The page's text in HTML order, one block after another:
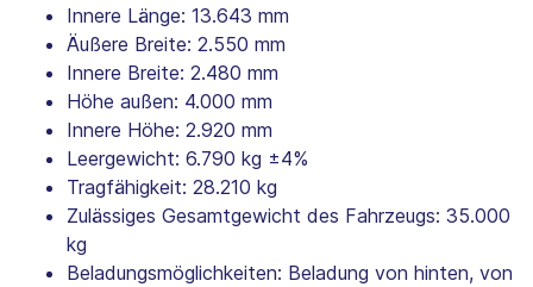
Innere Länge: 13.643 mm
Äußere Breite: 2.550 mm
Innere Breite: 2.480 mm
Höhe außen: 4.000 mm
Innere Höhe: 2.920 mm
Leergewicht: 6.790 kg ±4%
Tragfähigkeit: 28.210 kg
Zulässiges Gesamtgewicht des Fahrzeugs: 35.000
kg
Beladungsmöglichkeiten: Beladung von hinten, von